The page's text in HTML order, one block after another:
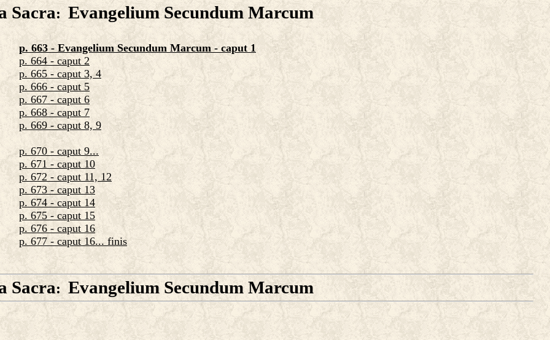
Sacra: Evangelium Secundum Marcum
p. 663 - Evangelium Secundum Marcum - caput 1
p. 664 - caput 2
p. 665 - caput 3, 4
p. 666 - caput 5
p. 667 - caput 6
p. 668 - caput 7
p. 669 - caput 8, 9
p. 670 - caput 9...
p. 671 - caput 10
p. 672 - caput 11, 12
p. 673 - caput 13
p. 674 - caput 14
p. 675 - caput 15
p. 676 - caput 16
p. 677 - caput 16... finis
Sacra:Evangelium Secundum Marcum